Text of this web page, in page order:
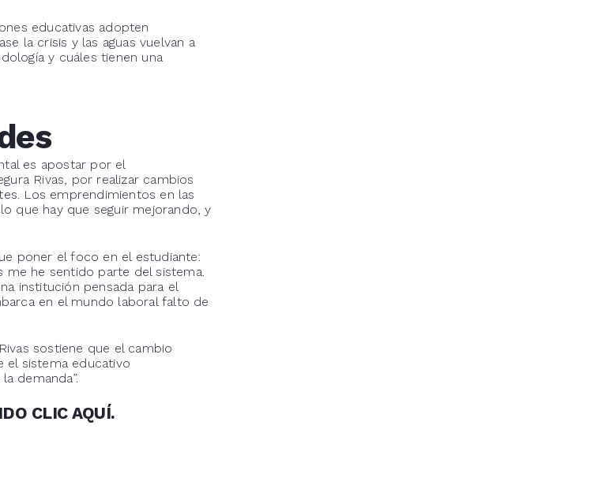
educativas adopten
la crisis y las aguas vuelvan a
y cuáles tienen una
es apostar por el
Rivas, por realizar cambios
Los emprendimientos en las
que hay que seguir mejorando, y
poner el foco en el estudiante:
me he sentido parte del sistema.
institución pensada para el
en el mundo laboral falto de
sostiene que el cambio
el sistema educativo
demanda”.
CLICAQUÍ.